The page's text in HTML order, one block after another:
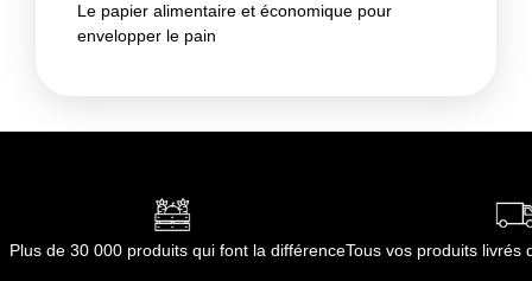
Le papier alimentaire et économique pour
envelopper le pain
Plus de 30 000 produits qui font la différenceTous vos produits livrés